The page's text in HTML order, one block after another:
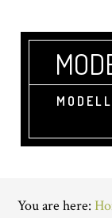
primary
footer
You are here: